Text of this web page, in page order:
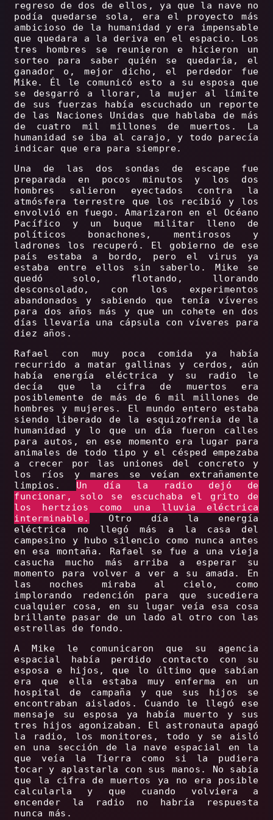
regreso de dos de ellos, ya que la nave no
podía quedarse sola, era el proyecto más
ambicioso de la humanidad y era impensable
que quedara a la deriva en el espacio. Los
tres hombres se reunieron e hicieron un
sorteo para saber quién se quedaría, el
ganador o, mejor dicho, el perdedor fue
Mike. Él le comunicó esto a su esposa que
se desgarró a llorar, la mujer al límite
de sus fuerzas había escuchado un reporte
de las Naciones Unidas que hablaba de más
de cuatro mil millones de muertos. La
humanidad se iba al carajo, y todo parecía
indicar que era para siempre.
Una de las dos sondas de escape fue
preparada en pocos minutos y los dos
hombres salieron eyectados contra la
atmósfera terrestre que los recibió y los
envolvió en fuego. Amarizaron en el Océano
Pacífico y un buque militar lleno de
políticos bonachones, mentirosos y
ladrones los recuperó. El gobierno de ese
país estaba a bordo, pero el virus ya
estaba entre ellos sin saberlo. Mike se
quedó solo, flotando, llorando
desconsolado, con los experimentos
abandonados y sabiendo que tenía víveres
para dos años más y que un cohete en dos
días llevaría una cápsula con víveres para
diez años.
Rafael con muy poca comida ya había
recurrido a matar gallinas y cerdos, aún
había energía eléctrica y su radio le
decía que la cifra de muertos era
posiblemente de más de 6 mil millones de
hombres y mujeres. El mundo entero estaba
siendo liberado de la esquizofrenia de la
humanidad y lo que un día fueron calles
para autos, en ese momento era lugar para
animales de todo tipo y el césped empezaba
a crecer por las uniones del concreto y
los ríos y mares se veían extrañamente
limpios. Un día la radio dejó de
funcionar, solo se escuchaba el grito de
los hertzios como una lluvia eléctrica
interminable.
Otro día la energía
eléctrica no llegó más a la casa del
campesino y hubo silencio como nunca antes
en esa montaña. Rafael se fue a una vieja
casucha mucho más arriba a esperar su
momento para volver a ver a su amada. En
las noches miraba al cielo, como
implorando redención para que sucediera
cualquier cosa, en su lugar veía esa cosa
brillante pasar de un lado al otro con las
estrellas de fondo.
A Mike le comunicaron que su agencia
espacial había perdido contacto con su
esposa e hijos, que lo último que sabían
era que ella estaba muy enferma en un
hospital de campaña y que sus hijos se
encontraban aislados. Cuando le llegó ese
mensaje su esposa ya había muerto y sus
tres hijos agonizaban. El astronauta apagó
la radio, los monitores, todo y se aisló
en una sección de la nave espacial en la
que veía la Tierra como si la pudiera
tocar y aplastarla con sus manos. No sabía
que la cifra de muertos ya no era posible
calcularla y que cuando volviera a
encender la radio no habría respuesta
nunca más.